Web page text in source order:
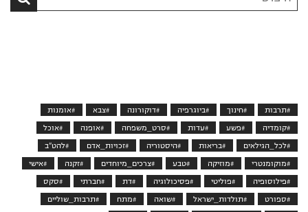
סרט
#תרבות #חינוך #ביוגרפיה #דוקורונה #צבא #אומנות
#קומדיה #פשע #עדות #סרט_משפחה #אופנה #אוכל
#לכל_הגילאים #בריאות #היסטוריה #זכויות_אדם #להט"ב
#מוקומנטרי #מוזיקה #טבע #צרכים_מיוחדים #זקנה #אישי
#פילוסופיה #פוליטי #פסיכולוגיה #דת #חברתי #סקס
#ספורט #תולדות_ישראל #שואה #מתח #תרבות_שוליים